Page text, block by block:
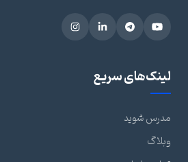
لینک‌های سریع
مدرس شوید
وبلاگ